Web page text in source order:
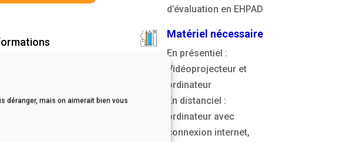
déranger, mais on aimerait bien vous
d’évaluation en EHPAD
Matériel nécessaire
En présentiel :
Vidéoprojecteur et
ordinateur
En distanciel :
ordinateur avec
connexion internet,